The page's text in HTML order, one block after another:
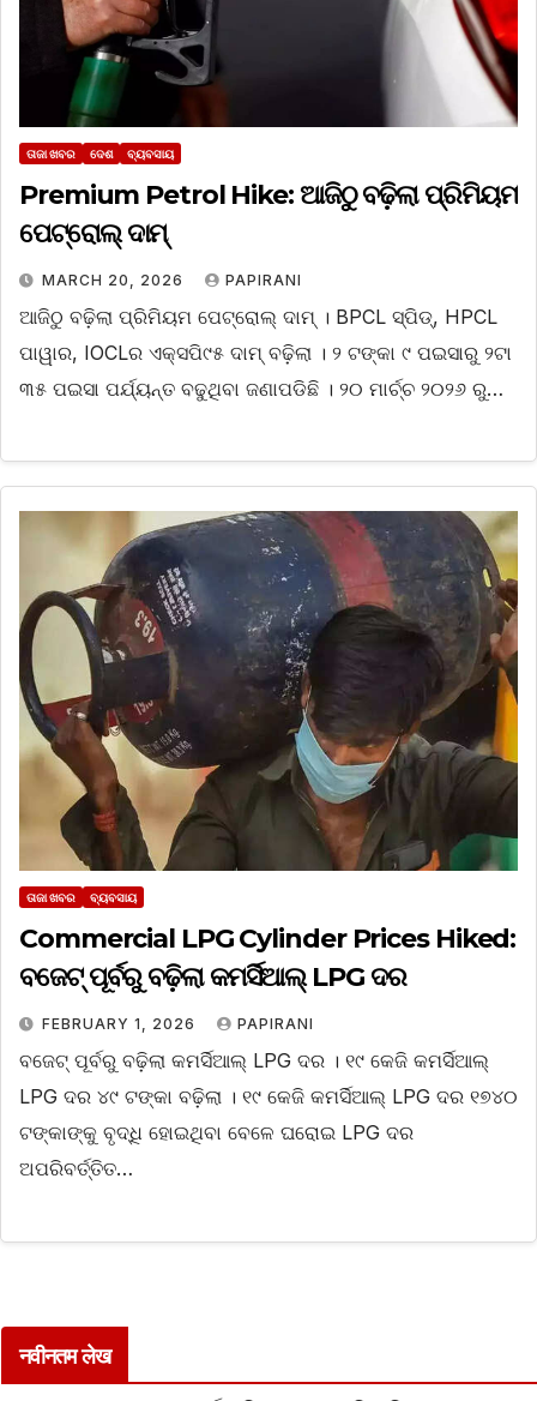
ତାଜା ଖବର ଦେଶ ବ୍ୟବସାୟ
Premium Petrol Hike: ଆଜିଠୁ ବଢ଼ିଲା ପ୍ରିମିୟମ
ପେଟ୍ରୋଲ୍‌ ଦାମ୍‌
MARCH 20, 2026 PAPIRANI
ଆଜିଠୁ ବଢ଼ିଲା ପ୍ରିମିୟମ ପେଟ୍ରୋଲ୍‌ ଦାମ୍‌ । BPCL ସ୍ପିଡ୍‌, HPCL
ପାୱାର, IOCLର ଏକ୍ସପି୯୫ ଦାମ୍‌ ବଢ଼ିଲା । ୨ ଟଙ୍କା ୯ ପଇସାରୁ ୨ଟା
୩୫ ପଇସା ପର୍ଯ୍ୟନ୍ତ ବଢୁଥିବା ଜଣାପଡିଛି । ୨୦ ମାର୍ଚ୍ଚ ୨୦୨୬ ରୁ…
ତାଜା ଖବର ବ୍ୟବସାୟ
Commercial LPG Cylinder Prices Hiked:
ବଜେଟ୍‌ ପୂର୍ବରୁ ବଢ଼ିଲା କମର୍ସିଆଲ୍‌ LPG ଦର
FEBRUARY 1, 2026 PAPIRANI
ବଜେଟ୍‌ ପୂର୍ବରୁ ବଢ଼ିଲା କମର୍ସିଆଲ୍‌ LPG ଦର । ୧୯ କେଜି କମର୍ସିଆଲ୍‌
LPG ଦର ୪୯ ଟଙ୍କା ବଢ଼ିଲା । ୧୯ କେଜି କମର୍ସିଆଲ୍‌ LPG ଦର ୧୭୪୦
ଟଙ୍କାଙ୍କୁ ବୃଦ୍ଧି ହୋଇଥିବା ବେଳେ ଘରୋଇ LPG ଦର
ଅପରିବର୍ତ୍ତିତ…
नवीनतम लेख